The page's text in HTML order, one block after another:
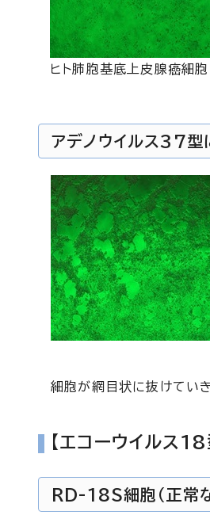
ヒト肺胞基底上皮腺癌細胞
アデノウイルス37型
細胞が網目状に抜けてい
【エコーウイルス
RD-18S細胞（正常